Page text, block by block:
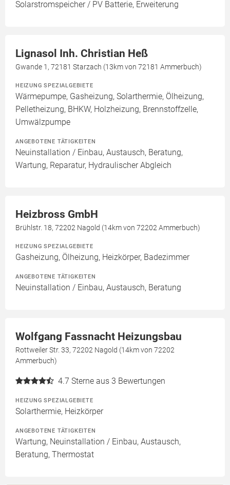
Solarstromspeicher / PV Batterie, Erweiterung
Lignasol Inh. Christian Heß
Gwande 1, 72181 Starzach (13km von 72181 Ammerbuch)
HEIZUNG SPEZIALGEBIETE
Wärmepumpe, Gasheizung, Solarthermie, Ölheizung,
Pelletheizung, BHKW, Holzheizung, Brennstoffzelle,
Umwälzpumpe
ANGEBOTENE TÄTIGKEITEN
Neuinstallation / Einbau, Austausch, Beratung,
Wartung, Reparatur, Hydraulischer Abgleich
Heizbross GmbH
Brühlstr. 18, 72202 Nagold (14km von 72202 Ammerbuch)
HEIZUNG SPEZIALGEBIETE
Gasheizung, Ölheizung, Heizkörper, Badezimmer
ANGEBOTENE TÄTIGKEITEN
Neuinstallation / Einbau, Austausch, Beratung
Wolfgang Fassnacht Heizungsbau
Rottweiler Str. 33, 72202 Nagold (14km von 72202
Ammerbuch)
4.7 Sterne aus 3 Bewertungen
HEIZUNG SPEZIALGEBIETE
Solarthermie, Heizkörper
ANGEBOTENE TÄTIGKEITEN
Wartung, Neuinstallation / Einbau, Austausch,
Beratung, Thermostat